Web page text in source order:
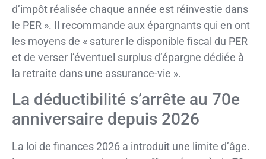
d’impôt réalisée chaque année est réinvestie dans
le PER ». Il recommande aux épargnants qui en ont
les moyens de « saturer le disponible fiscal du PER
et de verser l’éventuel surplus d’épargne dédiée à
la retraite dans une assurance-vie ».
La déductibilité s’arrête au 70e
anniversaire depuis 2026
La loi de finances 2026 a introduit une limite d’âge.